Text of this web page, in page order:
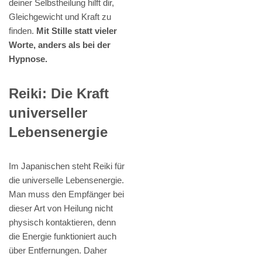
deiner Selbstheilung hilft dir,
Gleichgewicht und Kraft zu
finden. Mit Stille statt vieler
Worte, anders als bei der
Hypnose.
Reiki: Die Kraft
universeller
Lebensenergie
Im Japanischen steht Reiki für
die universelle Lebensenergie.
Man muss den Empfänger bei
dieser Art von Heilung nicht
physisch kontaktieren, denn
die Energie funktioniert auch
über Entfernungen. Daher